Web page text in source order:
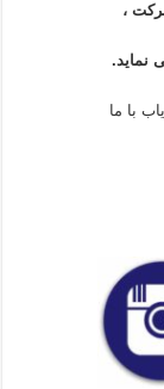
،
نماید.
با ما